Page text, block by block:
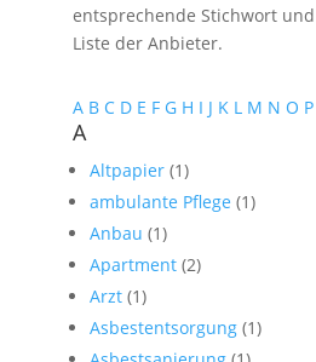
entsprechende Stichwort
Liste der Anbieter.
A B C D E F G H I J K L M N O P
A
Altpapier (1)
ambulante Pflege (1)
Anbau (1)
Apartment (2)
Arzt (1)
Asbestentsorgung (1)